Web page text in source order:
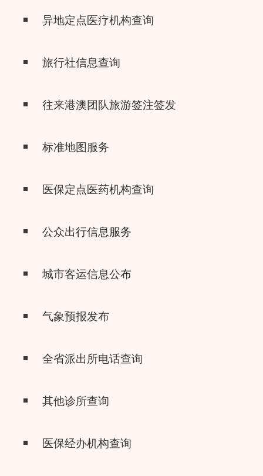
异地定点医疗机构查询
旅行社信息查询
往来港澳团队旅游签注签发
标准地图服务
医保定点医药机构查询
公众出行信息服务
城市客运信息公布
气象预报发布
全省派出所电话查询
其他诊所查询
医保经办机构查询